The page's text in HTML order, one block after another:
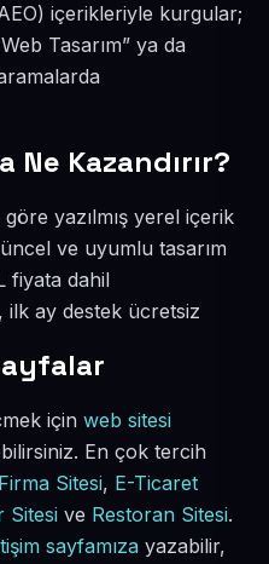
içerikleriyle kurgular;
Tasarım” ya da
Ne Kazandırır?
yazılmış yerel içerik
ve uyumlu tasarım
fiyata dahil
ilk ay destek ücretsiz
için web sitesi
En çok tercih
Sitesi, E-Ticaret
Sitesi ve Restoran Sitesi.
sayfamıza yazabilir,